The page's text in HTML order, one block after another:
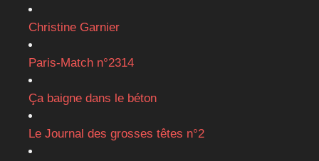
Christine Garnier
Paris-Match n°2314
Ça baigne dans le béton
Le Journal des grosses têtes n°2